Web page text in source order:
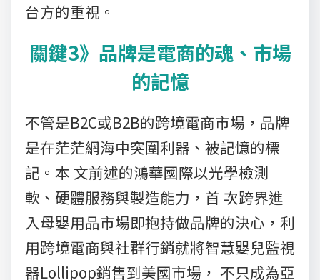
台方的重視。
關鍵3》品牌是電商的魂、市場
的記憶
不管是B2C或B2B的跨境電商市場，品牌
是在茫茫網海中突圍利器、被記憶的標
記。本 文前述的鴻華國際以光學檢測
軟、硬體服務與製造能力，首 次跨界進
入母嬰用品市場即抱持做品牌的決心，利
用跨境電商與社群行銷就將智慧嬰兒監視
器Lollipop銷售到美國市場， 不只成為亞